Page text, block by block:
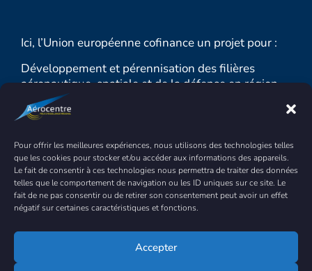
Pour offrir les meilleures expériences, nous utilisons des technologies telles
que les cookies pour stocker et/ou accéder aux informations des appareils.
Le fait de consentir à ces technologies nous permettra de traiter des données
telles que le comportement de navigation ou les ID uniques sur ce site. Le
fait de ne pas consentir ou de retirer son consentement peut avoir un effet
négatif sur certaines caractéristiques et fonctions.
Accepter
Ici, l’Union européenne cofinance un projet pour :
Développement et pérennisation des filières
aéronautique, spatiale et de la défense en région
Centre-Val de Loire 2023-2025
MONTANT TOTAL : 1 549 944.58 € sur 3 ans
DONT FEDER : 410 580.32 €
Objectif : renforcer la croissance durable et la
compétitivité des PME et la création d’emplois
dans les PME, y compris par des investissements